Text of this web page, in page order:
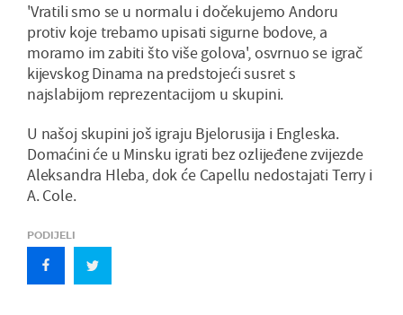
'Vratili smo se u normalu i dočekujemo Andoru
protiv koje trebamo upisati sigurne bodove, a
moramo im zabiti što više golova', osvrnuo se igrač
kijevskog Dinama na predstojeći susret s
najslabijom reprezentacijom u skupini.
U našoj skupini još igraju Bjelorusija i Engleska.
Domaćini će u Minsku igrati bez ozlijeđene zvijezde
Aleksandra Hleba, dok će Capellu nedostajati Terry i
A. Cole.
PODIJELI